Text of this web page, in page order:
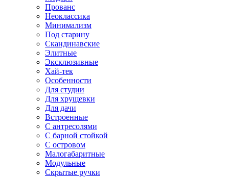
Прованс
Неоклассика
Минимализм
Под старину
Скандинавские
Элитные
Эксклюзивные
Хай-тек
Особенности
Для студии
Для хрущевки
Для дачи
Встроенные
С антресолями
С барной стойкой
С островом
Малогабаритные
Модульные
Скрытые ручки